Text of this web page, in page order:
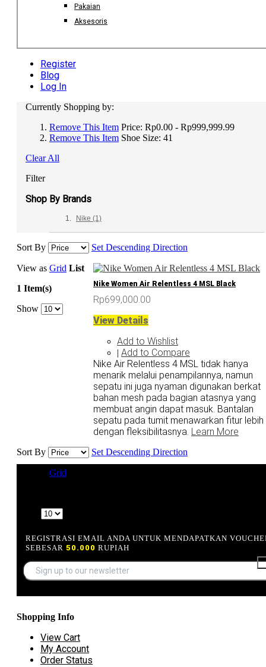
Pakaian
Aksesoris
Register
Blog
Log In
Currently Shopping by:
Remove This Item Price: Rp0.00 - Rp999,999.99
Remove This Item Shoe Size: 41
Clear All
Filter
Shop By Brands
Nike (1)
Sort By Set Descending Direction
View as Grid List
1 Item(s)
Show
Nike Women Air Relentless 4 MSL Black
Rp699,000.00
View Details
Add to Wishlist
| Add to Compare
Nike Air Relentless 4 MSL tidak hanya
menarik melalui penampilannya, namun
sepatu ini juga nyaman digunakan berkat
bahan mesh pada bagian atasnya yang
membuat angin dapat masuk. Bantalan
sepatu pada tumit menawarkan fitur lebih
dengan fleksibilitasnya. Learn More
Sort By Set Descending Direction
Grid
REGISTRASI EMAIL ANDA UNTUK MENDAPATKAN
SEBESAR 50.000 RUPIAH
Shopping Info
View Cart
My Account
Order Status